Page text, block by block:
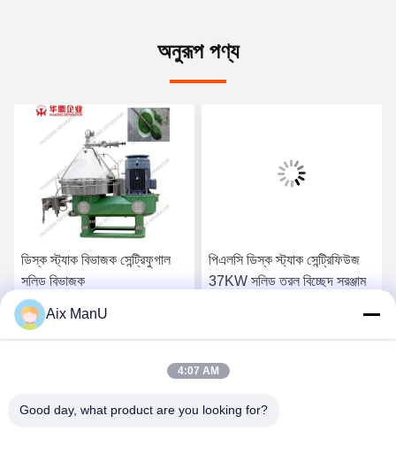
অনুরূপ পণ্য
ডিস্ক স্ট্যাক বিভাজক সেন্ট্রিফুগাল
সলিড বিভাজক
সেরা দাম পান
পিএলসি ডিস্ক স্ট্যাক সেন্ট্রিফিউজ
37KW সলিড তরল বিচ্ছেদ সরঞ্জাম
সেরা দাম পান
Aix ManU
4:07 AM
Good day, what product are you looking for?